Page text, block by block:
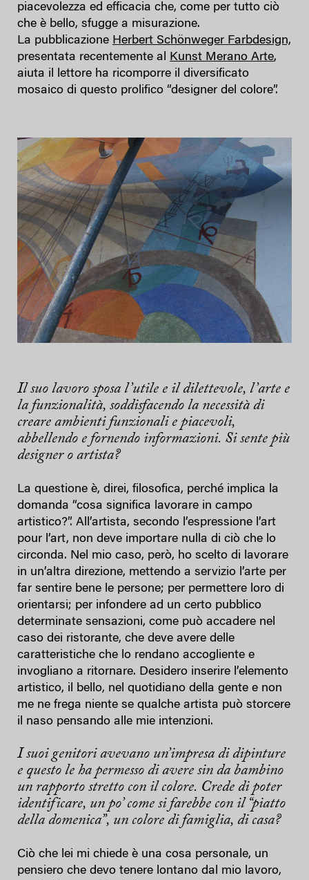
piacevolezza ed efficacia che, come per tutto ciò
che è bello, sfugge a misurazione.
La pubblicazione Herbert Schönweger Farbdesign,
presentata recentemente al Kunst Merano Arte,
aiuta il lettore ha ricomporre il diversificato
mosaico di questo prolifico “designer del colore”.
Il suo lavoro sposa l’utile e il dilettevole, l’arte e
la funzionalità, soddisfacendo la necessità di
creare ambienti funzionali e piacevoli,
abbellendo e fornendo informazioni. Si sente più
designer o artista?
La questione è, direi, filosofica, perché implica la
domanda “cosa significa lavorare in campo
artistico?”. All’artista, secondo l’espressione l’art
pour l’art, non deve importare nulla di ciò che lo
circonda. Nel mio caso, però, ho scelto di lavorare
in un’altra direzione, mettendo a servizio l’arte per
far sentire bene le persone; per permettere loro di
orientarsi; per infondere ad un certo pubblico
determinate sensazioni, come può accadere nel
caso dei ristorante, che deve avere delle
caratteristiche che lo rendano accogliente e
invogliano a ritornare. Desidero inserire l’elemento
artistico, il bello, nel quotidiano della gente e non
me ne frega niente se qualche artista può storcere
il naso pensando alle mie intenzioni.
I suoi genitori avevano un’impresa di dipinture
e questo le ha permesso di avere sin da bambino
un rapporto stretto con il colore. Crede di poter
identificare, un po’ come si farebbe con il “piatto
della domenica”, un colore di famiglia, di casa?
Ciò che lei mi chiede è una cosa personale, un
pensiero che devo tenere lontano dal mio lavoro,